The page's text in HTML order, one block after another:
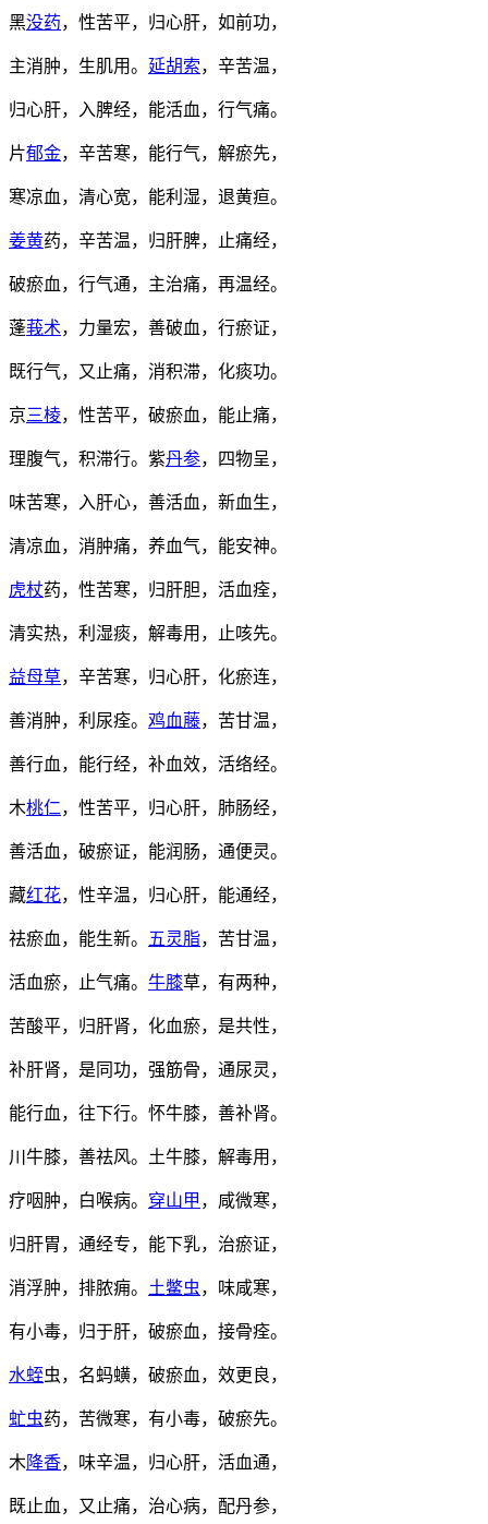
黑没药，性苦平，归心肝，如前功，
主消肿，生肌用。 延胡索，辛苦温，
归心肝，入脾经，能活血，行气痛。
片郁金，辛苦寒，能行气，解瘀先，
寒凉血，清心宽，能利湿，退黄疸。
姜黄药，辛苦温，归肝脾，止痛经，
破瘀血，行气通，主治痛，再温经。
蓬莪术，力量宏，善破血，行瘀证，
既行气，又止痛，消积滞，化痰功。
京三棱，性苦平，破瘀血，能止痛，
理腹气，积滞行。紫丹参，四物呈，
味苦寒，入肝心，善活血，新血生，
清凉血，消肿痛，养血气，能安神。
虎杖药，性苦寒，归肝胆，活血痊，
清实热，利湿痰，解毒用，止咳先。
益母草，辛苦寒，归心肝，化瘀连，
善消肿，利尿痊。 鸡血藤，苦甘温，
善行血，能行经，补血效，活络经。
木桃仁，性苦平，归心肝，肺肠经，
善活血，破瘀证，能润肠，通便灵。
藏红花，性辛温，归心肝，能通经，
祛瘀血，能生新。 五灵脂，苦甘温，
活血瘀，止气痛。 牛膝草，有两种，
苦酸平，归肝肾，化血瘀，是共性，
补肝肾，是同功，强筋骨，通尿灵，
能行血，往下行。怀牛膝，善补肾。
川牛膝，善祛风。土牛膝，解毒用，
疗咽肿，白喉病。 穿山甲 ，咸微寒，
归肝胃，通经专，能下乳，治瘀证，
消浮肿，排脓痈。 土鳖虫 ，味咸寒，
有小毒，归于肝，破瘀血，接骨痊。
水蛭虫，名蚂蟥，破瘀血，效更良，
虻虫药，苦微寒，有小毒，破瘀先。
木降香，味辛温，归心肝，活血通，
既止血，又止痛，治心病，配丹参，